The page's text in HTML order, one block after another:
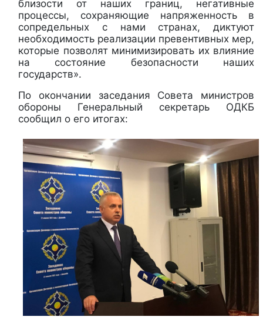
близости от наших границ, негативные
процессы, сохраняющие напряженность в
сопредельных с нами странах, диктуют
необходимость реализации превентивных мер,
которые позволят минимизировать их влияние
на состояние безопасности наших
государств».
По окончании заседания Совета министров
обороны Генеральный секретарь ОДКБ
сообщил о его итогах: